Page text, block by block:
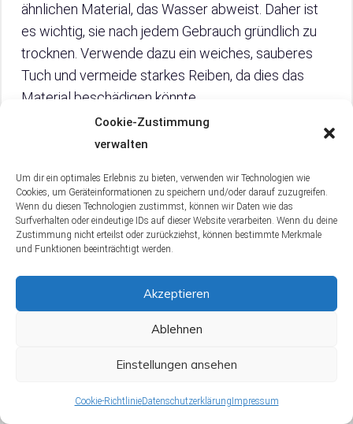
Cookie-Zustimmung
verwalten
Um dir ein optimales Erlebnis zu bieten, verwenden wir Technologien wie
Cookies, um Geräteinformationen zu speichern und/oder darauf zuzugreifen.
Wenn du diesen Technologien zustimmst, können wir Daten wie das
Surfverhalten oder eindeutige IDs auf dieser Website verarbeiten. Wenn du deine
Zustimmung nicht erteilst oder zurückziehst, können bestimmte Merkmale
und Funktionen beeinträchtigt werden.
Akzeptieren
Ablehnen
Einstellungen ansehen
Cookie-RichtlinieDatenschutzerklärung Impressum
ähnlichen Material, das Wasser abweist. Daher ist
es wichtig, sie nach jedem Gebrauch gründlich zu
trocknen. Verwende dazu ein weiches, sauberes
Tuch und vermeide starkes Reiben, da dies das
Material beschädigen könnte.
Schwimm-Ohrstöpsel
sollten nach dem Gebrauch
Dies entfernt Chlor und andere Chemikalien, die das
Material mit der Zeit zerstören können. Lasse die
Ohrstöpsel an der Luft trocknen und vermeide
direkte Sonneneinstrahlung, da dies das Material
ausbleichen und spröde machen kann.
BeimOhrmuschelstilist es wichtig, dass du nicht
nur die Ohrstöpsel selbst, sondern auch die
Ohrmuscheln reinigst. Hier empfiehlt sich eine
gründlichere Reinigung kannst du auf unsere Tipps